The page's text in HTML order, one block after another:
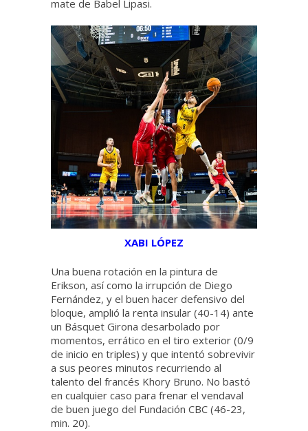
mate de Babel Lipasi.
XABI LÓPEZ
Una buena rotación en la pintura de
Erikson, así como la irrupción de Diego
Fernández, y el buen hacer defensivo del
bloque, amplió la renta insular (40-14) ante
un Básquet Girona desarbolado por
momentos, errático en el tiro exterior (0/9
de inicio en triples) y que intentó sobrevivir
a sus peores minutos recurriendo al
talento del francés Khory Bruno. No bastó
en cualquier caso para frenar el vendaval
de buen juego del Fundación CBC (46-23,
min. 20).